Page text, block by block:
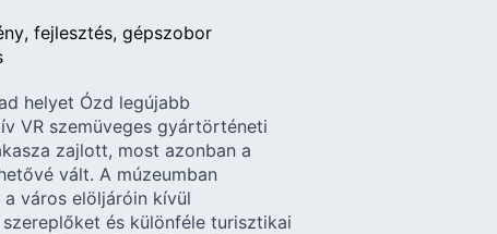
fejlesztés gépszobor
helyet Ózd legújabb
VR szemüveges gyártörténeti
zajlott, most azonban a
vált. A múzeumban
város elöljáróin kívül
és különféle turisztikai